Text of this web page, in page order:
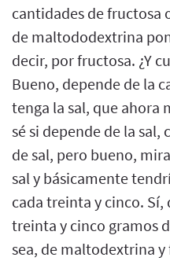
cantidades de fructosa
de maltododextrina
decir, por fructosa. ¿Y
Bueno, depende de la
tenga la sal, que ahora
sé si depende de la
de sal, pero bueno,
sal y básicamente
cada treinta y cinco.
treinta y cinco gramos
sea, de maltodextrina